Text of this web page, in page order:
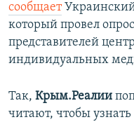
сообщает
который провел
представителей
индивидуальных
Так, Крым.Реалии
читают, чтобы узнать